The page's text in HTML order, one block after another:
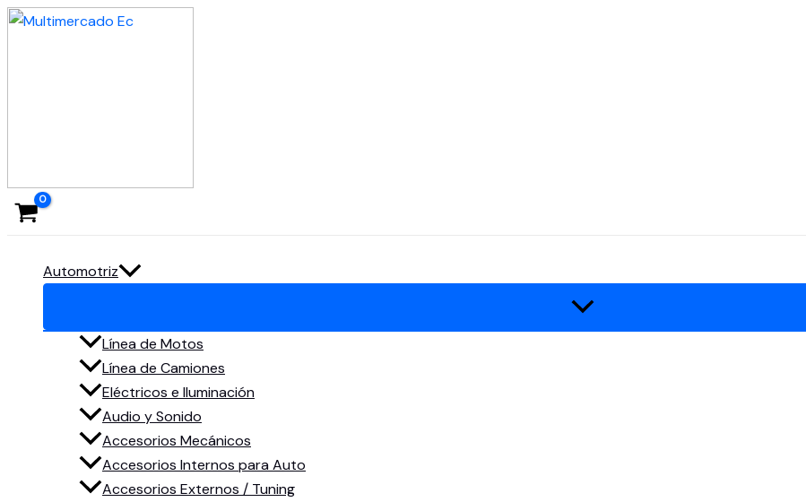
Ir
Automotriz
Línea de Motos
Línea de Camiones
Eléctricos e Iluminación
Audio y Sonido
Accesorios Mecánicos
Accesorios Internos para Auto
Accesorios Externos / Tuning